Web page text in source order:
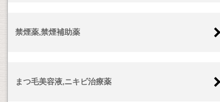
禁煙薬,禁煙補助薬
まつ毛美容液,ニキビ治療薬